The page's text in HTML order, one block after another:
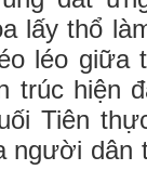
lấy thổ
léo giữa
trúc hiện
Tiên
người dân